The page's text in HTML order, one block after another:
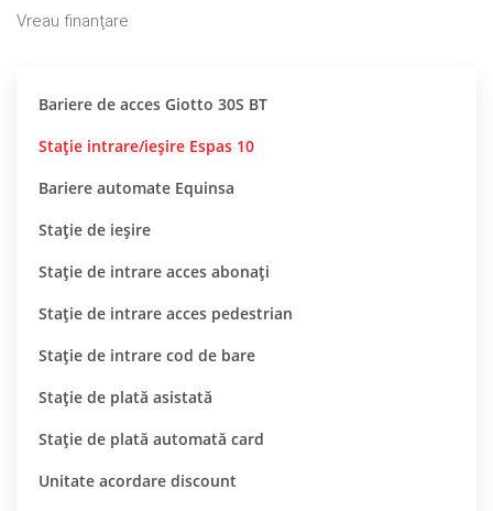
Vreau finanţare
Bariere de acces Giotto 30S BT
Stație intrare/ieșire Espas 10
Bariere automate Equinsa
Stație de ieșire
Stație de intrare acces abonați
Stație de intrare acces pedestrian
Stație de intrare cod de bare
Staţie de plată asistată
Stație de plată automată card
Unitate acordare discount